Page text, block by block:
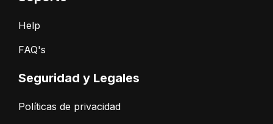
Help
FAQ's
Seguridad y Legales
Políticas de privacidad